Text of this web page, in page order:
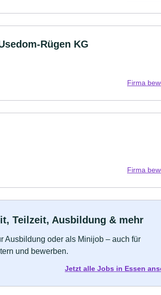
Rügen KG
Firma
Firma
Teilzeit, Ausbildung & mehr
Ausbildung oder als Minijob – auch für
und bewerben.
Jetzt alle Jobs in Essen